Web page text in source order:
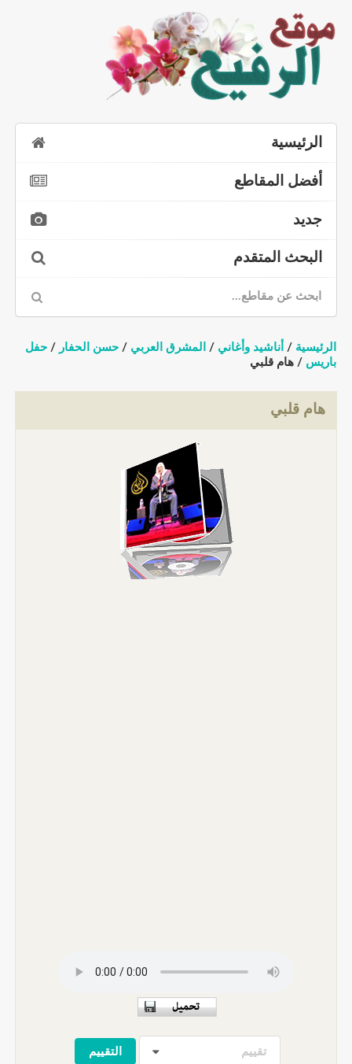
الرئيسية
أفضل المقاطع
جديد
البحث المتقدم
الرئيسية / أناشيد وأغاني / المشرق العربي / حسن الحفار / حفل
باريس / هام قلبي
هام قلبي
تقييم